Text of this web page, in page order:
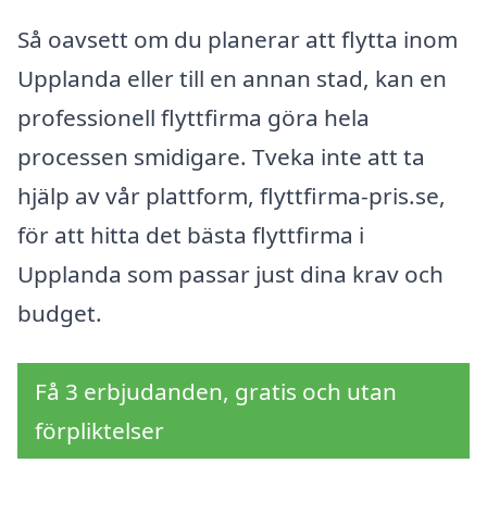
Så oavsett om du planerar att flytta inom
Upplanda eller till en annan stad, kan en
professionell flyttfirma göra hela
processen smidigare. Tveka inte att ta
hjälp av vår plattform, flyttfirma-pris.se,
för att hitta det bästa flyttfirma i
Upplanda som passar just dina krav och
budget.
Få 3 erbjudanden, gratis och utan
förpliktelser